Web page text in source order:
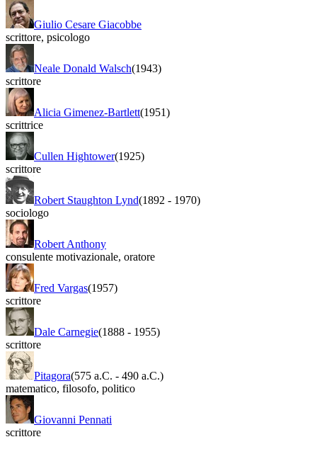
Giulio Cesare Giacobbe
scrittore, psicologo
Neale Donald Walsch(1943)
scrittore
Alicia Gimenez-Bartlett(1951)
scrittrice
Cullen Hightower(1925)
scrittore
Robert Staughton Lynd(1892 - 1970)
sociologo
Robert Anthony
consulente motivazionale, oratore
Fred Vargas(1957)
scrittore
Dale Carnegie(1888 - 1955)
scrittore
Pitagora(575 a.C. - 490 a.C.)
matematico, filosofo, politico
Giovanni Pennati
scrittore